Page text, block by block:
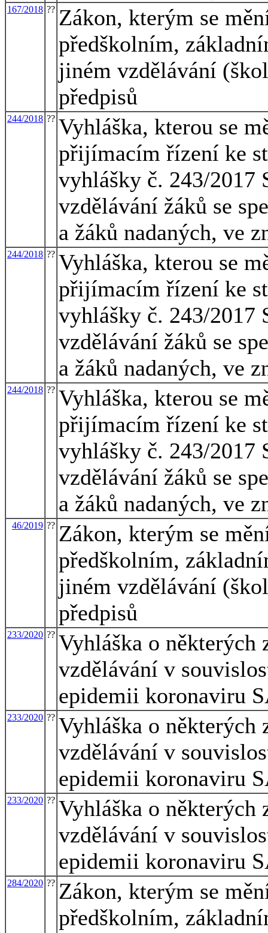
167/2018 ?? Zákon, kterým se
předškolním,
jiném vzdělávání
předpisů
244/2018 ?? Vyhláška, kterou se
přijímacím řízení ke
vyhlášky č. 243/2017
vzdělávání žáků se
a žáků nadaných, ve
244/2018 ?? Vyhláška, kterou se
přijímacím řízení ke
vyhlášky č. 243/2017
vzdělávání žáků se
a žáků nadaných, ve
244/2018 ?? Vyhláška, kterou se
přijímacím řízení ke
vyhlášky č. 243/2017
vzdělávání žáků se
a žáků nadaných, ve
46/2019 ?? Zákon, kterým se
předškolním,
jiném vzdělávání
předpisů
233/2020 ?? Vyhláška o některých
vzdělávání v
epidemii koronaviru
233/2020 ?? Vyhláška o některých
vzdělávání v
epidemii koronaviru
233/2020 ?? Vyhláška o některých
vzdělávání v
epidemii koronaviru
284/2020 ?? Zákon, kterým se
předškolním,